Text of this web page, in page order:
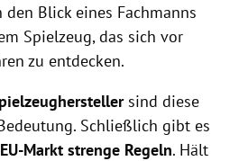
den Blick eines Fachmanns
Spielzeug, das sich vor
zu entdecken.
sind diese
Schließlich gibt es
EU-Markt strenge Regeln. Hält